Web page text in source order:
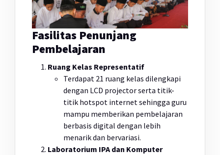
Fasilitas Penunjang
Pembelajaran
Ruang Kelas Representatif
Terdapat 21 ruang kelas dilengkapi
dengan LCD projector serta titik-
titik hotspot internet sehingga guru
mampu memberikan pembelajaran
berbasis digital dengan lebih
menarik dan bervariasi.
Laboratorium IPA dan Komputer